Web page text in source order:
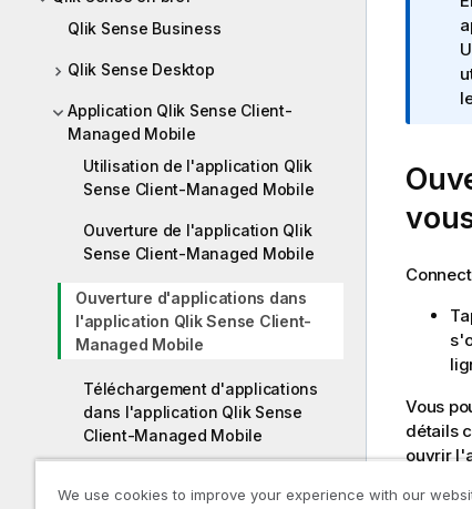
Qlik Sense Business
Qlik Sense Desktop
Application Qlik Sense Client-
Managed Mobile
Utilisation de l'application Qlik
Sense Client-Managed Mobile
Ouverture de l'application Qlik
Sense Client-Managed Mobile
Ouverture d'applications dans
l'application Qlik Sense Client-
Managed Mobile
Téléchargement d'applications
dans l'application Qlik Sense
Client-Managed Mobile
composites dans Qlik Sense
t
e
I
n
r
a
i
n
s
Vous
détails
ouvrir
We use cookies to improve your experience with our